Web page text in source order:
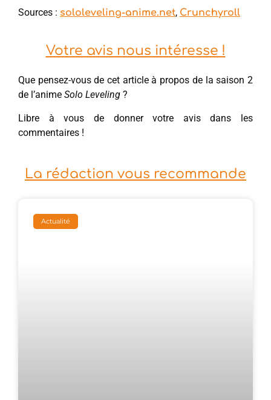
Sources : sololeveling-anime.net, Crunchyroll
Votre avis nous intéresse !
Que pensez-vous de cet article à propos de la saison 2
de l’anime Solo Leveling ?
Libre à vous de donner votre avis dans les
commentaires !
La rédaction vous recommande
Actualité